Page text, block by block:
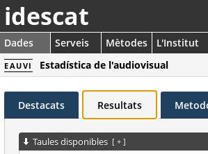
idescat
Dades Serveis Mètodes L'Institut
EAUVI Estadística de l'audiovisual
Destacats Resultats
Taules disponibles [ + ]